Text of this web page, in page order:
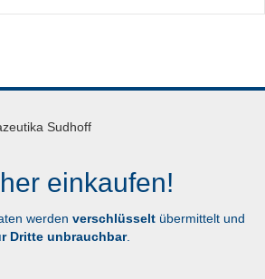
einkaufen!
werden verschlüsselt übermittelt und
Dritte unbrauchbar.